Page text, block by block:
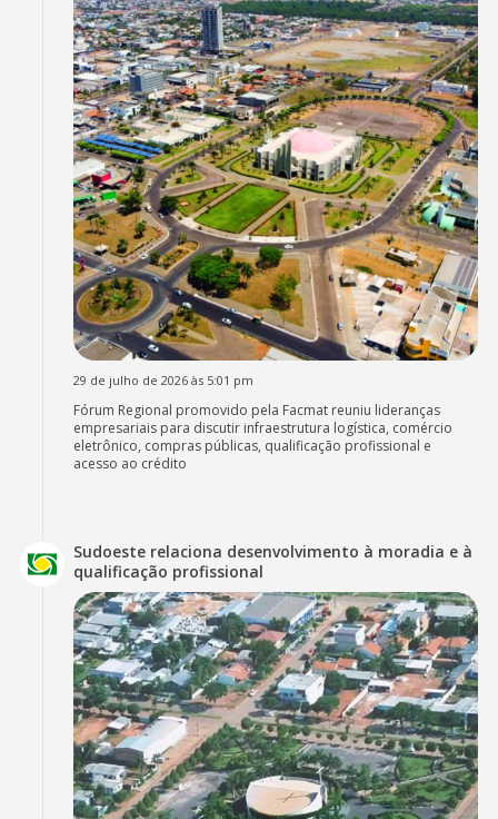
29 de julho de 2026 às 5:01 pm
Fórum Regional promovido pela Facmat reuniu lideranças
empresariais para discutir infraestrutura logística, comércio
eletrônico, compras públicas, qualificação profissional e
acesso ao crédito
Sudoeste relaciona desenvolvimento à moradia e à
qualificação profissional